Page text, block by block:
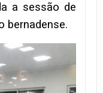
a sessão de
bernadense.